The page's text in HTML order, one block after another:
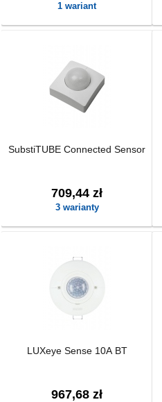
1 wariant
SubstiTUBE Connected Sensor
709,44 zł
3 warianty
LUXeye Sense 10A BT
967,68 zł